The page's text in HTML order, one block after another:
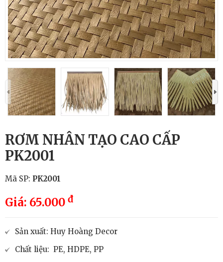
RƠM NHÂN TẠO CAO CẤP
PK2001
Mã SP: PK2001
Giá: 65.000 đ
Sản xuất: Huy Hoàng Decor
Chất liệu: PE, HDPE, PP